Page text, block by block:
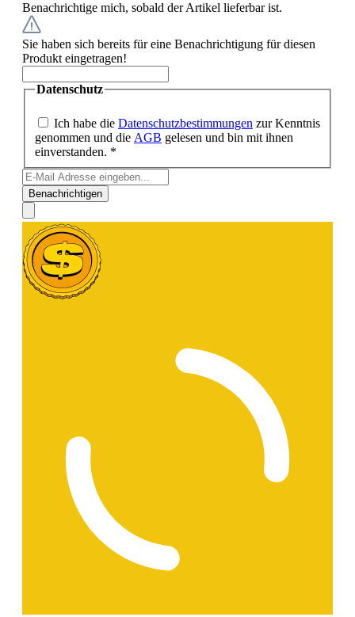
Benachrichtige mich, sobald der Artikel lieferbar ist.
Sie haben sich bereits für eine Benachrichtigung für diesen
Produkt eingetragen!
Datenschutz
Ich habe die Datenschutzbestimmungen zur Kenntnis
genommen und die AGB gelesen und bin mit ihnen
einverstanden. *
Benachrichtigen